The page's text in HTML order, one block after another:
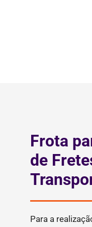
Frota
de
Para a